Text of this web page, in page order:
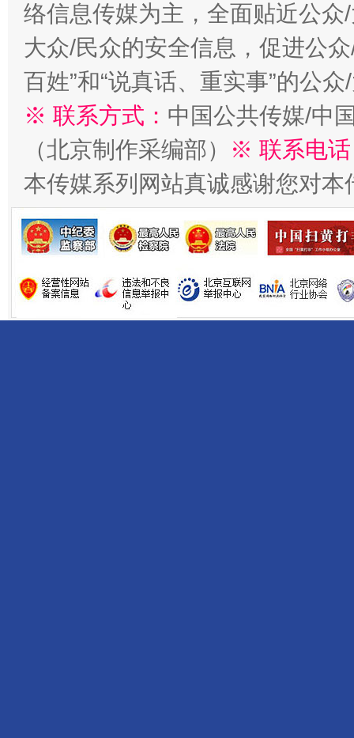
揭开“小金库”的免责幌子
络信息传媒为主，全面贴近公
大众/民众的安全信息，促进公
百姓”和“说真话、重实事”的公
※ 联系方式： 中国公共传媒/中
（北京制作采编部）
※ 联系电
本传媒系列网站真诚感谢您对